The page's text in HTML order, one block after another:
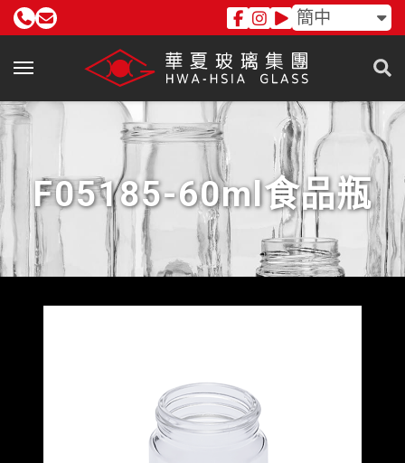
簡中
F05185-60ml食品瓶